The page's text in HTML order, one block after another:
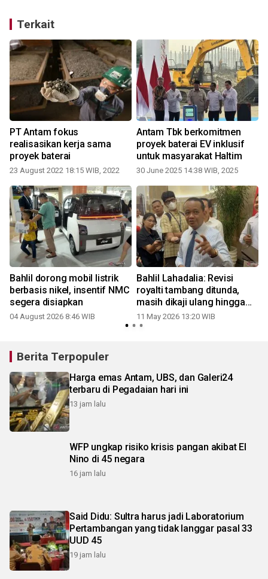
Terkait
PT Antam fokus
realisasikan kerja sama
proyek baterai
23 August 2022 18:15 WIB, 2022
Antam Tbk berkomitmen
proyek baterai EV inklusif
untuk masyarakat Haltim
30 June 2025 14:38 WIB, 2025
Bahlil dorong mobil listrik
berbasis nikel, insentif NMC
segera disiapkan
04 August 2026 8:46 WIB
Bahlil Lahadalia: Revisi
royalti tambang ditunda,
masih dikaji ulang hingga
Juni 2026
11 May 2026 13:20 WIB
Berita Terpopuler
Harga emas Antam, UBS, dan Galeri24
terbaru di Pegadaian hari ini
13 jam lalu
WFP ungkap risiko krisis pangan akibat El
Nino di 45 negara
16 jam lalu
Said Didu: Sultra harus jadi Laboratorium
Pertambangan yang tidak langgar pasal 33
UUD 45
19 jam lalu